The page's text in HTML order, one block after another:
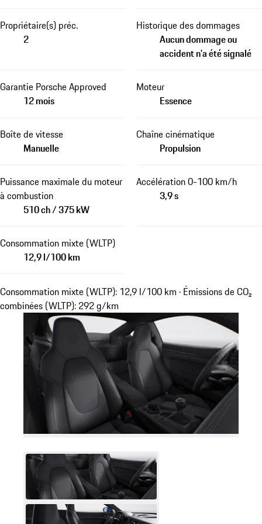
Propriétaire(s) préc.
2
Historique des dommages
Aucun dommage ou
accident n'a été signalé
Garantie Porsche Approved
12 mois
Moteur
Essence
Boîte de vitesse
Manuelle
Chaîne cinématique
Propulsion
Puissance maximale du moteur
à combustion
510 ch / 375 kW
Accélération 0-100 km/h
3,9 s
Consommation mixte (WLTP)
12,9 l/100 km
Consommation mixte (WLTP): 12,9 l/100 km · Émissions de CO₂
combinées (WLTP): 292 g/km